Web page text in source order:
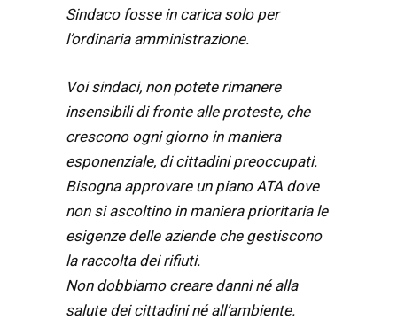
Sindaco fosse in carica solo per
l’ordinaria amministrazione.
Voi sindaci, non potete rimanere
insensibili di fronte alle proteste, che
crescono ogni giorno in maniera
esponenziale, di cittadini preoccupati.
Bisogna approvare un piano ATA dove
non si ascoltino in maniera prioritaria le
esigenze delle aziende che gestiscono
la raccolta dei rifiuti.
Non dobbiamo creare danni né alla
salute dei cittadini né all’ambiente.